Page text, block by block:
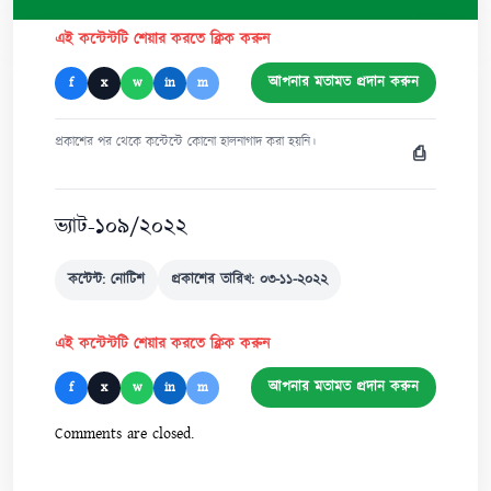
এই কন্টেন্টটি শেয়ার করতে ক্লিক করুন
f x w in m আপনার মতামত প্রদান করুন
প্রকাশের পর থেকে কন্টেন্টে কোনো হালনাগাদ করা হয়নি। ⎙
ভ্যাট-১০৯/২০২২
কন্টেন্ট: নোটিশ প্রকাশের তারিখ: ০৩-১১-২০২২
এই কন্টেন্টটি শেয়ার করতে ক্লিক করুন
f x w in m আপনার মতামত প্রদান করুন
Comments are closed.